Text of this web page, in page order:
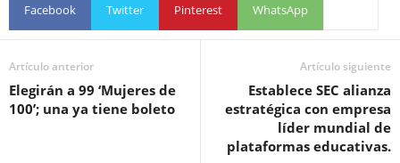
Facebook Twitter Pinterest WhatsApp
Artículo anterior
Elegirán a 99 ‘Mujeres de
100’; una ya tiene boleto
Artículo siguiente
Establece SEC alianza
estratégica con empresa
líder mundial de
plataformas educativas.